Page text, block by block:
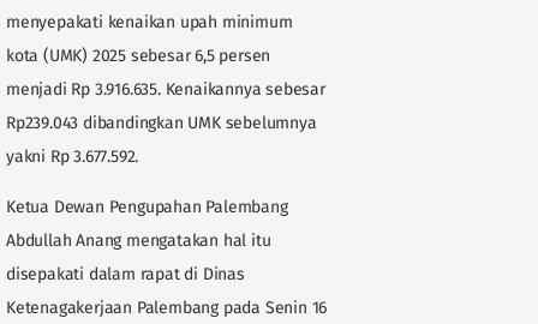
menyepakati kenaikan upah minimum
kota (UMK) 2025 sebesar 6,5 persen
menjadi Rp 3.916.635. Kenaikannya sebesar
Rp239.043 dibandingkan UMK sebelumnya
yakni Rp 3.677.592.
Ketua Dewan Pengupahan Palembang
Abdullah Anang mengatakan hal itu
disepakati dalam rapat di Dinas
Ketenagakerjaan Palembang pada Senin 16